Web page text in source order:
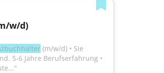
w/d)
(m/w/d) • Sie
5-6 Jahre Berufserfahrung •